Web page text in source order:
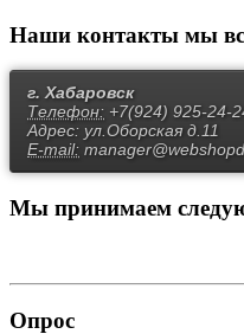
Наши контакты мы
г. Хабаровск
Телефон: +7(924) 925-24-
Адрес: ул.Оборская д.11
E-mail:
Мы принимаем
Опрос